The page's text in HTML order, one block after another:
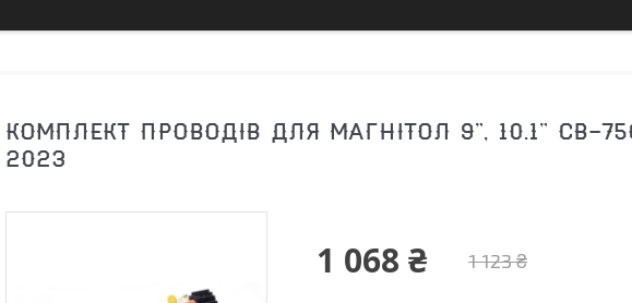
КОМПЛЕКТ ПРОВОДІВ ДЛЯ МАГНІТОЛ 9", 10.1" CB-
2023
1 123 ₴
1 068 ₴